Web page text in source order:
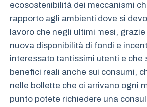
ecosostenibilità dei meccanismi
rapporto agli ambienti dove si
lavoro che negli ultimi mesi,
nuova disponibilità di fondi e
interessato tantissimi utenti e che
benefici reali anche sui consumi,
nelle bollette che ci arrivano ogni
punto potete richiedere una